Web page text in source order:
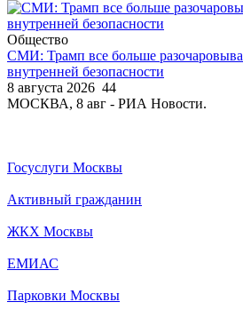
Общество
СМИ: Трамп все больше
внутренней безопасности
8 августа 2026 44
МОСКВА, 8 авг - РИА Новости.
Госуслуги Москвы
Активный гражданин
ЖКХ Москвы
ЕМИАС
Парковки Москвы